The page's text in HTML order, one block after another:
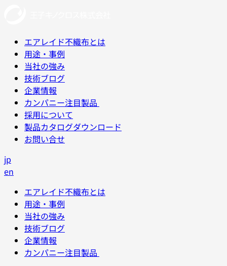
エアレイド不織布とは
用途・事例
当社の強み
技術ブログ
企業情報
カンパニー注目製品
採用について
製品カタログダウンロード
お問い合せ
jp
en
エアレイド不織布とは
用途・事例
当社の強み
技術ブログ
企業情報
カンパニー注目製品